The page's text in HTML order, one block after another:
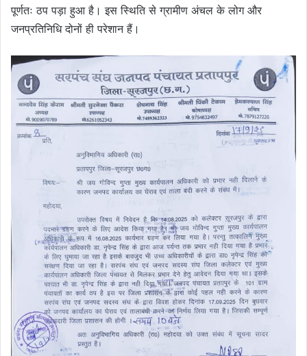
पूर्णतः ठप पड़ा हुआ है। इस स्थिति से ग्रामीण अंचल के लोग और
जनप्रतिनिधि दोनों ही परेशान हैं।